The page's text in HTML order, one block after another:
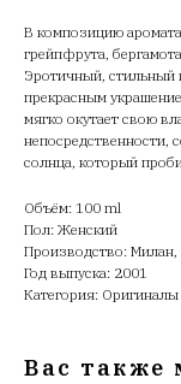
В композицию
грейпфрута,
Эротичный, стильный
прекрасным
мягко окутает свою
непосредственности,
солнца, который
Объём: 100 ml
Пол: Женский
Производство: Милан,
Год выпуска: 2001
Категория: Оригиналы
Вас также